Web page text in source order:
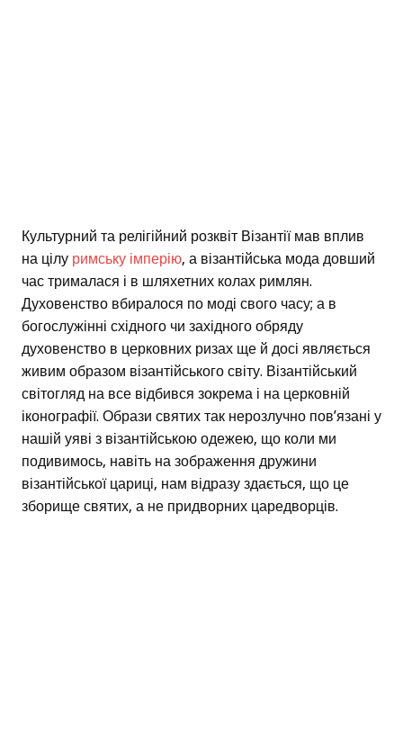
Культурний та релігійний розквіт Візантії мав вплив
на цілу римську імперію, а візантійська мода довший
час трималася і в шляхетних колах римлян.
Духовенство вбиралося по моді свого часу; а в
богослужінні східного чи західного обряду
духовенство в церковних ризах ще й досі являється
живим образом візантійського світу. Візантійський
світогляд на все відбився зокрема і на церковній
іконографії. Образи святих так нерозлучно пов’язані у
нашій уяві з візантійською одежею, що коли ми
подивимось, навіть на зображення дружини
візантійської цариці, нам відразу здається, що це
зборище святих, а не придворних царедворців.